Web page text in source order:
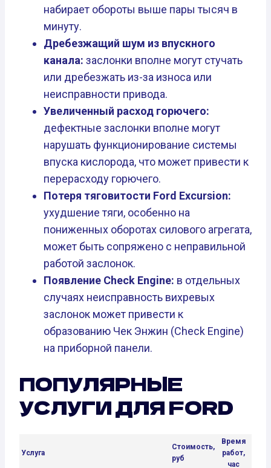
набирает обороты выше пары тысяч в
минуту.
Дребезжащий шум из впускного
канала: заслонки вполне могут стучать
или дребезжать из-за износа или
неисправности привода.
Увеличенный расход горючего:
дефектные заслонки вполне могут
нарушать функционирование системы
впуска кислорода, что может привести к
перерасходу горючего.
Потеря тяговитости Ford Excursion:
ухудшение тяги, особенно на
пониженных оборотах силового агрегата,
может быть сопряжено с неправильной
работой заслонок.
Появление Check Engine: в отдельных
случаях неисправность вихревых
заслонок может привести к
образованию Чек Энжин (Check Engine)
на приборной панели.
ПОПУЛЯРНЫЕ
УСЛУГИ ДЛЯ FORD
Услуга
Стоимость,
руб
Время
работ,
час